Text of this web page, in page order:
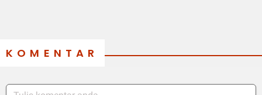
KOMENTAR